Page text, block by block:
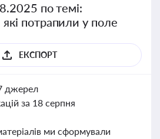
по темі:
потрапили у поле
ЕКСПОРТ
джерел
за 18 серпня
ми сформували